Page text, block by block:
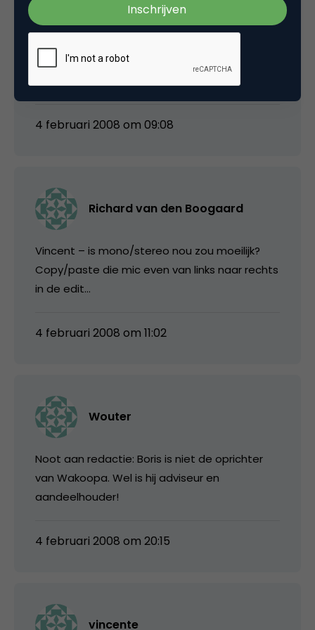
Het geluid tijdens het interview is trouwens
rechterkanaal weg en komt alles in m’n
4 februari 2008 om 09:08
Richard van den Boogaard
Vincent – is mono/stereo nou zou moeilijk?
Copy/paste die mic even van links naar rechts
in de edit…
4 februari 2008 om 11:02
Wouter
Noot aan redactie: Boris is niet de oprichter
van Wakoopa. Wel is hij adviseur en
aandeelhouder!
4 februari 2008 om 20:15
vincente